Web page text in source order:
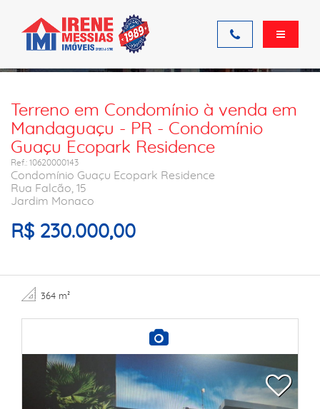
Ficha do imóvel
Terreno em Condomínio à venda em
Mandaguaçu - PR - Condomínio
Guaçu Ecopark Residence
Ref.: 10620000143
Condomínio Guaçu Ecopark Residence
Rua Falcão, 15
Jardim Monaco
R$ 230.000,00
364 m²